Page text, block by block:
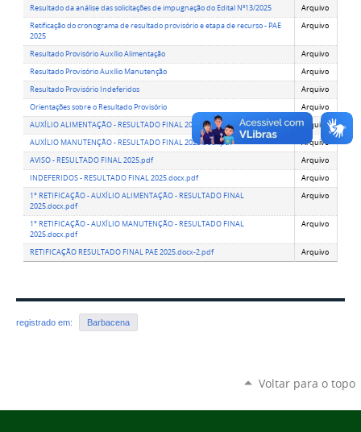
Resultado da análise das solicitações de impugnação do Edital Nº13/2025
Arquivo
Retificação do cronograma de resultado provisório e etapa de recurso - PAE
2025
Arquivo
Resultado Provisório Auxílio Alimentação
Arquivo
Resultado Provisório Auxílio Manutenção
Arquivo
Resultado Provisório Indeferidos
Arquivo
Orientações sobre o Resultado Provisório
Arquivo
AUXÍLIO ALIMENTAÇÃO - RESULTADO FINAL 2025.docx.pdf
Arquivo
AUXÍLIO MANUTENÇÃO - RESULTADO FINAL 2025.docx.pdf
Arquivo
AVISO - RESULTADO FINAL 2025.pdf
Arquivo
INDEFERIDOS - RESULTADO FINAL 2025.docx.pdf
Arquivo
1° RETIFICAÇÃO - AUXÍLIO ALIMENTAÇÃO - RESULTADO FINAL
2025.docx.pdf
Arquivo
1° RETIFICAÇÃO - AUXÍLIO MANUTENÇÃO - RESULTADO FINAL
2025.docx.pdf
Arquivo
RETIFICAÇÃO RESULTADO FINAL PAE 2025.docx-2.pdf Arquivo
registrado em: Barbacena
Voltar para o topo